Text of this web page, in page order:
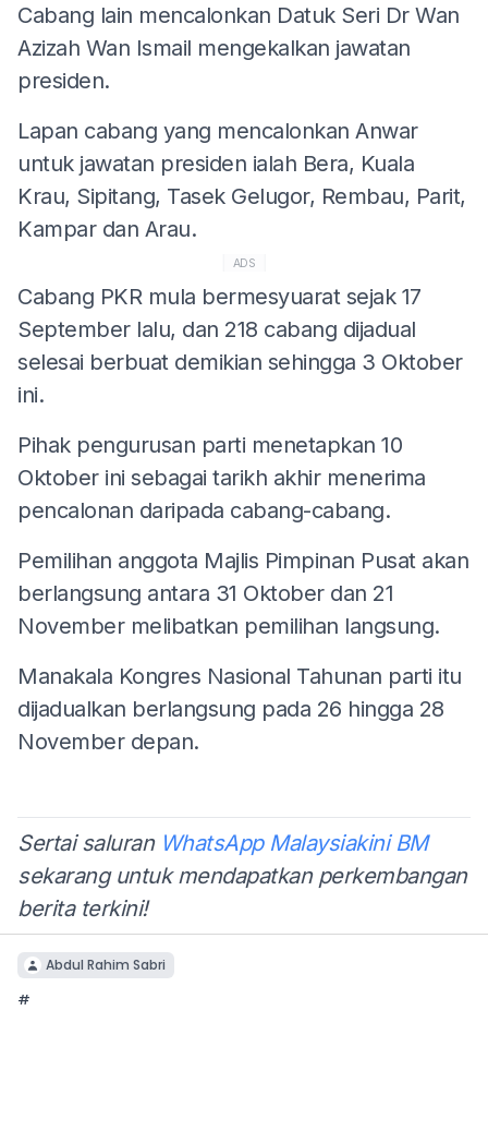
Cabang lain mencalonkan Datuk Seri Dr Wan
Azizah Wan Ismail mengekalkan jawatan
presiden.
Lapan cabang yang mencalonkan Anwar
untuk jawatan presiden ialah Bera, Kuala
Krau, Sipitang, Tasek Gelugor, Rembau, Parit,
Kampar dan Arau.
ADS
Cabang PKR mula bermesyuarat sejak 17
September lalu, dan 218 cabang dijadual
selesai berbuat demikian sehingga 3 Oktober
ini.
Pihak pengurusan parti menetapkan 10
Oktober ini sebagai tarikh akhir menerima
pencalonan daripada cabang-cabang.
Pemilihan anggota Majlis Pimpinan Pusat akan
berlangsung antara 31 Oktober dan 21
November melibatkan pemilihan langsung.
Manakala Kongres Nasional Tahunan parti itu
dijadualkan berlangsung pada 26 hingga 28
November depan.
Sertai saluran WhatsApp Malaysiakini BM
sekarang untuk mendapatkan perkembangan
berita terkini!
Abdul Rahim Sabri
#